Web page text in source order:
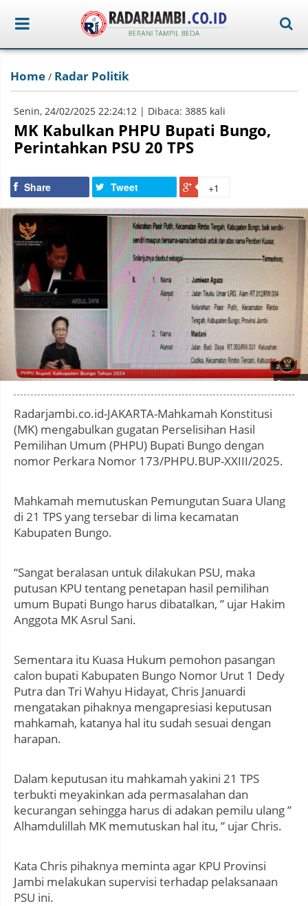
Home / Radar Politik
Senin, 24/02/2025 22:24:12 | Dibaca: 3885 kali
MK Kabulkan PHPU Bupati Bungo,
Perintahkan PSU 20 TPS
Share Tweet +1
Photo by
Radarjambi.co.id-JAKARTA-Mahkamah Konstitusi
(MK) mengabulkan gugatan Perselisihan Hasil
Pemilihan Umum (PHPU) Bupati Bungo dengan
nomor Perkara Nomor 173/PHPU.BUP-XXIII/2025.
Mahkamah memutuskan Pemungutan Suara Ulang
di 21 TPS yang tersebar di lima kecamatan
Kabupaten Bungo.
“Sangat beralasan untuk dilakukan PSU, maka
putusan KPU tentang penetapan hasil pemilihan
umum Bupati Bungo harus dibatalkan, ” ujar Hakim
Anggota MK Asrul Sani.
Sementara itu Kuasa Hukum pemohon pasangan
calon bupati Kabupaten Bungo Nomor Urut 1 Dedy
Putra dan Tri Wahyu Hidayat, Chris Januardi
mengatakan pihaknya mengapresiasi keputusan
mahkamah, katanya hal itu sudah sesuai dengan
harapan.
Dalam keputusan itu mahkamah yakini 21 TPS
terbukti meyakinkan ada permasalahan dan
kecurangan sehingga harus di adakan pemilu ulang ”
Alhamdulillah MK memutuskan hal itu, ” ujar Chris.
Kata Chris pihaknya meminta agar KPU Provinsi
Jambi melakukan supervisi terhadap pelaksanaan
PSU ini.